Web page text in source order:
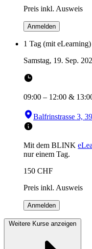
Preis inkl. Ausweis
Anmelden
1 Tag (mit eLearning)
Samstag, 19. Sep.
09:00 – 12:00 &
Balfrinstrasse 3,
Mit dem BLINK
nur einem Tag.
150 CHF
Preis inkl. Ausweis
Anmelden
Weitere Kurse anzeigen